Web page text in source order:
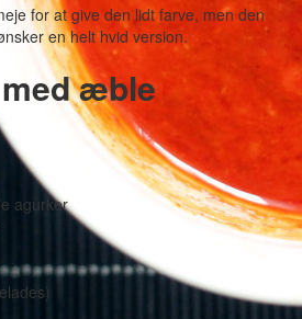
for at give den lidt farve, men den
en helt hvid version.
æble
agurker